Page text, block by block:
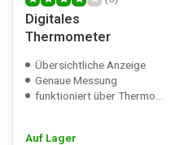
Digitales
Thermometer
Übersichtliche Anzeige
Genaue Messung
funktioniert über Thermostat/Sonde
Auf Lager